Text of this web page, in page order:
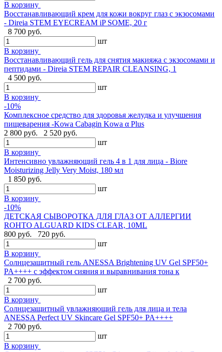
В корзину
Восстанавливающий крем для кожи вокруг глаз с экзосомами
- Direia STEM EYECREAM iP SOME, 20 г
8 700 руб.
шт
В корзину
Восстанавливающий гель для снятия макияжа с экзосомами и
пептидами - Direia STEM REPAIR CLEANSING, 1
4 500 руб.
шт
В корзину
-10%
Комплексное средство для здоровья желудка и улучшения
пищеварения -Kowa Cabagin Kowa α Plus
2 800 руб.
2 520 руб.
шт
В корзину
Интенсивно увлажняющий гель 4 в 1 для лица - Biore
Moisturizing Jelly Very Moist, 180 мл
1 850 руб.
шт
В корзину
-10%
ДЕТСКАЯ СЫВОРОТКА ДЛЯ ГЛАЗ ОТ АЛЛЕРГИИ
ROHTO ALGUARD KIDS CLEAR, 10ML
800 руб.
720 руб.
шт
В корзину
Солнцезащитный гель ANESSA Brightening UV Gel SPF50+
PA++++ с эффектом сияния и выравнивания тона к
2 700 руб.
шт
В корзину
Солнцезащитный увлажняющий гель для лица и тела
ANESSA Perfect UV Skincare Gel SPF50+ PA++++
2 700 руб.
шт
В корзину